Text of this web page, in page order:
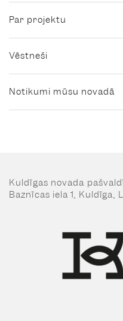
Par projektu
Vēstneši
Notikumi mūsu novadā
Kuldīgas novada
Baznīcas iela 1, Kuldīga,